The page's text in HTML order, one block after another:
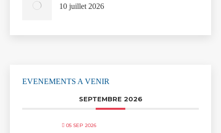
10 juillet 2026
EVENEMENTS A VENIR
SEPTEMBRE 2026
05 SEP 2026